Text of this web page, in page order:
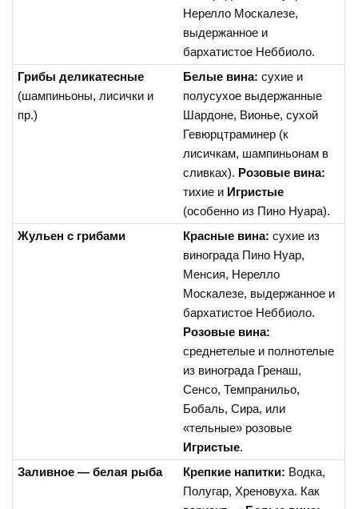
Нерелло Москалезе,
выдержанное и
бархатистое Неббиоло.
Грибы деликатесные
(шампиньоны, лисички и
пр.)
Белые вина: сухие и
полусухое выдержанные
Шардоне, Вионье, сухой
Гевюрцтраминер (к
лисичкам, шампиньонам в
сливках). Розовые вина:
тихие и Игристые
(особенно из Пино Нуара).
Жульен с грибами
Красные вина: сухие из
винограда Пино Нуар,
Менсия, Нерелло
Москалезе, выдержанное и
бархатистое Неббиоло.
Розовые вина:
среднетелые и полнотелые
из винограда Гренаш,
Сенсо, Темпранильо,
Бобаль, Сира, или
«тельные» розовые
Игристые.
Заливное — белая рыба
Крепкие напитки: Водка,
Полугар, Хреновуха. Как